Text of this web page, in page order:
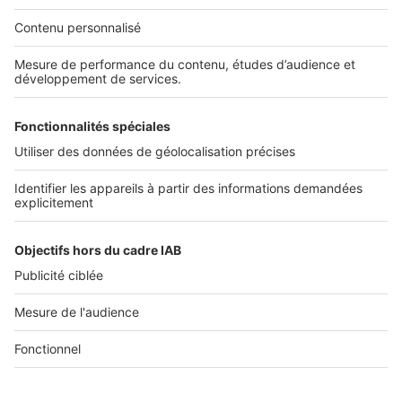
Nos solutions pro
Actualités pro
Nous contacter
Connexion à My SeLoger Pro
Espace Presse